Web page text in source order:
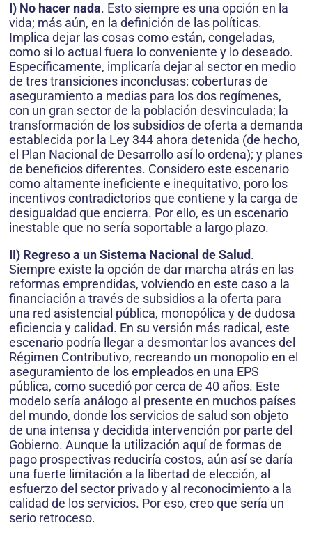
I) No hacer nada. Esto siempre es una opción en la
vida; más aún, en la definición de las políticas.
Implica dejar las cosas como están, congeladas,
como si lo actual fuera lo conveniente y lo deseado.
Específicamente, implicaría dejar al sector en medio
de tres transiciones inconclusas: coberturas de
aseguramiento a medias para los dos regímenes,
con un gran sector de la población desvin­culada; la
transformación de los subsidios de oferta a demanda
establecida por la Ley 344 ahora detenida (de hecho,
el Plan Nacional de Desarrollo así lo ordena); y planes
de beneficios diferentes. Considero este escenario
como altamente ineficiente e inequitativo, poro los
incentivos contradictorios que contiene y la carga de
desigualdad que encierra. Por ello, es un escenario
inestable que no sería soportable a largo plazo.
II) Regreso a un Sistema Nacional de Salud.
Siempre existe la opción de dar marcha atrás en las
reformas emprendidas, volviendo en este caso a la
financiación a través de subsidios a la oferta para
una red asistencial pública, monopólica y de dudosa
eficiencia y calidad. En su versión más radical, este
escenario podría llegar a desmontar los avances del
Régimen Contributivo, recreando un monopolio en el
aseguramiento de los empleados en una EPS
pública, como sucedió por cerca de 40 años. Este
modelo sería análogo al presente en muchos países
del mundo, donde los servicios de salud son objeto
de una intensa y decidida intervención por parte del
Gobierno. Aunque la utilización aquí de formas de
pago prospectivas reduciría costos, aún así se daría
una fuerte limitación a la libertad de elección, al
esfuerzo del sector privado y al reconocimiento a la
calidad de los servicios. Por eso, creo que sería un
serio retroceso.